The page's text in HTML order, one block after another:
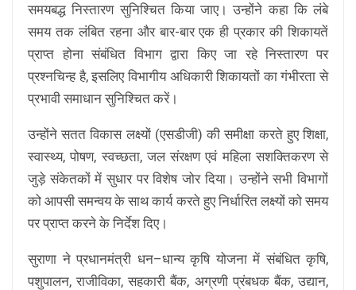
समयबद्ध निस्तारण सुनिश्चित किया जाए। उन्होंने कहा कि लंबे
समय तक लंबित रहना और बार-बार एक ही प्रकार की शिकायतें
प्राप्त होना संबंधित विभाग द्वारा किए जा रहे निस्तारण पर
प्रश्नचिन्ह है, इसलिए विभागीय अधिकारी शिकायतों का गंभीरता से
प्रभावी समाधान सुनिश्चित करें।
उन्होंने सतत विकास लक्ष्यों (एसडीजी) की समीक्षा करते हुए शिक्षा,
स्वास्थ्य, पोषण, स्वच्छता, जल संरक्षण एवं महिला सशक्तिकरण से
जुड़े संकेतकों में सुधार पर विशेष जोर दिया। उन्होंने सभी विभागों
को आपसी समन्वय के साथ कार्य करते हुए निर्धारित लक्ष्यों को समय
पर प्राप्त करने के निर्देश दिए।
सुराणा ने प्रधानमंत्री धन–धान्य कृषि योजना में संबंधित कृषि,
पशुपालन, राजीविका, सहकारी बैंक, अग्रणी प्रंबधक बैंक, उद्यान,